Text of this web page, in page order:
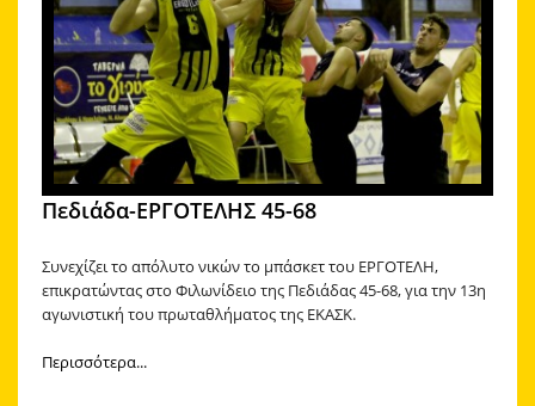
ΑΚΑΔΗΜΙΑ
ΜΠΑΣΚΕΤ
ΕΠΙΚΟΙΝΩΝΙΑ
Πεδιάδα-ΕΡΓΟΤΕΛΗΣ 45-68
Συνεχίζει το απόλυτο νικών το μπάσκετ του ΕΡΓΟΤΕΛΗ,
επικρατώντας στο Φιλωνίδειο της Πεδιάδας 45-68, για την 13η
αγωνιστική του πρωταθλήματος της ΕΚΑΣΚ.
Περισσότερα...